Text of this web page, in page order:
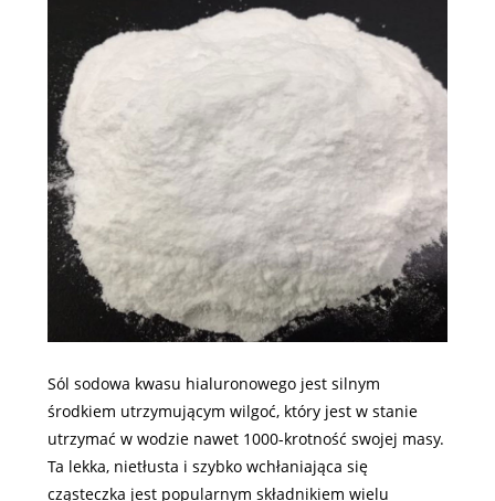
Sól sodowa kwasu hialuronowego jest silnym
środkiem utrzymującym wilgoć, który jest w stanie
utrzymać w wodzie nawet 1000-krotność swojej masy.
Ta lekka, nietłusta i szybko wchłaniająca się
cząsteczka jest popularnym składnikiem wielu